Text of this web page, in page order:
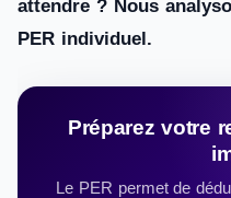
attendre ? Nous
PER individuel.
Préparez votre
Le PER permet de